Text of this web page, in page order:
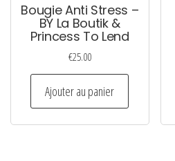
Bougie Anti Stress –
BY La Boutik &
Princess To Lend
€25.00
Ajouter au panier